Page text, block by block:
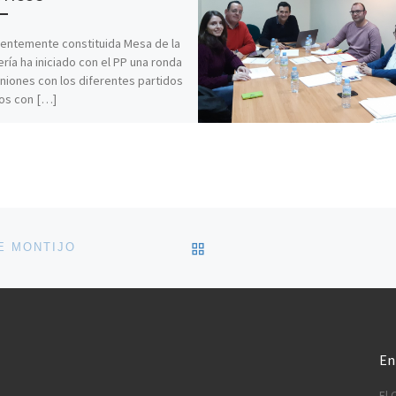
constituida Mesa de la
ha iniciado con el PP una ronda
con los diferentes partidos
con […]
MONTIJO